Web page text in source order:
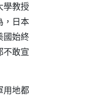
學教授
，日本
國始終
不敢宣
用地都